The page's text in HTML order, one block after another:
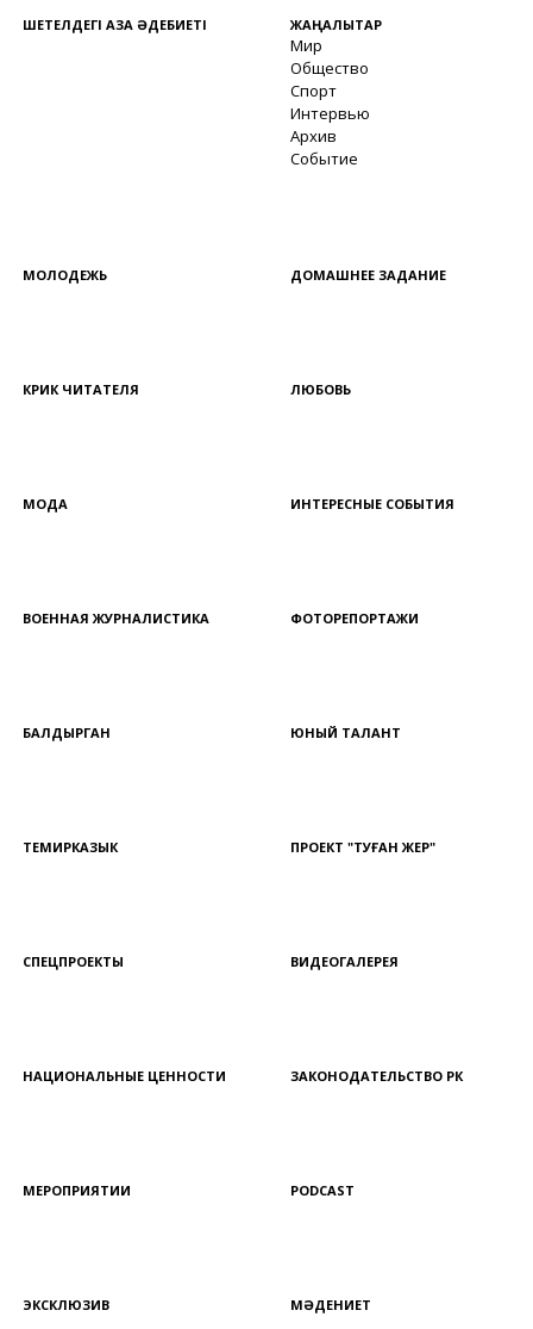
ШЕТЕЛДЕГІ ҚАЗАҚ ӘДЕБИЕТІ ЖАҢАЛЫҚТАР
Мир
Общество
Спорт
Интервью
Архив
Событие
МОЛОДЕЖЬ ДОМАШНЕЕ ЗАДАНИЕ
КРИК ЧИТАТЕЛЯ ЛЮБОВЬ
МОДА ИНТЕРЕСНЫЕ СОБЫТИЯ
ВОЕННАЯ ЖУРНАЛИСТИКА ФОТОРЕПОРТАЖИ
БАЛДЫРГАН ЮНЫЙ ТАЛАНТ
ТЕМИРКАЗЫК ПРОЕКТ "ТУҒАН ЖЕР"
СПЕЦПРОЕКТЫ ВИДЕОГАЛЕРЕЯ
НАЦИОНАЛЬНЫЕ ЦЕННОСТИ ЗАКОНОДАТЕЛЬСТВО РК
МЕРОПРИЯТИИ PODCAST
ЭКСКЛЮЗИВ МӘДЕНИЕТ